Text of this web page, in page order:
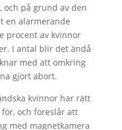
och på grund av den
en alarmerande
procent av kvinnor
I antal blir det ändå
med att omkring
gjort abort.
kvinnor har rätt
och föreslår att
med magnetkamera